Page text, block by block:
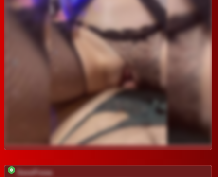
GessiFossa